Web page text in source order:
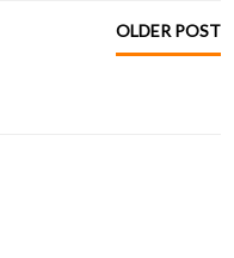
OLDER POST